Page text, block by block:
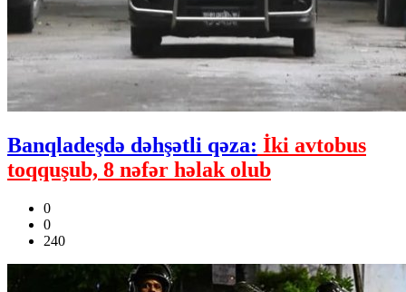
Banqladeşdə dəhşətli qəza: İki avtobus
toqquşub, 8 nəfər həlak olub
0
0
240